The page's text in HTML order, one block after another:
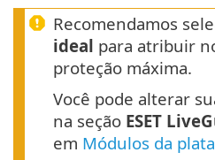
Recomendamos
ideal para atribuir
proteção máxima.
Você pode alterar
na seção ESET
em Módulos da